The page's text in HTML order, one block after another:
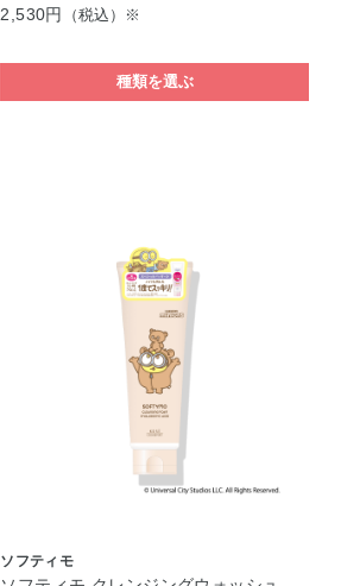
2,530円
（税込）※
種類を選ぶ
ソフティモ